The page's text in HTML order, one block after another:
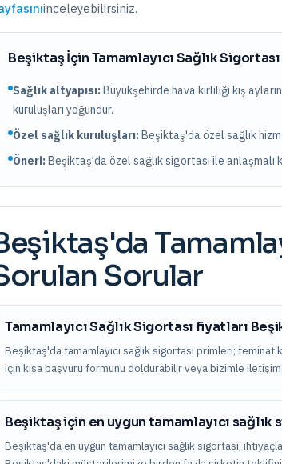
inceleyebilirsiniz.
BeşiktaşİçinTamamlayıcı Sağlık Sigortası
Sağlık altyapısı:Büyükşehirde hava kirliliği kış
kuruluşları yoğundur.
Özel sağlık kuruluşları:Beşiktaş'daözel sağlık
Öneri:Beşiktaş'da özel sağlık sigortası ile
'da
Sorular
Tamamlayıcı Sağlık Sigortası fiyatları
Beşiktaş'da tamamlayıcı sağlık sigortası primleri;
için kısa başvuru formunu doldurabilir veya bizimle
Beşiktaş için en uygun tamamlayıcı
Beşiktaş'da en uygun tamamlayıcı sağlık sigortası;